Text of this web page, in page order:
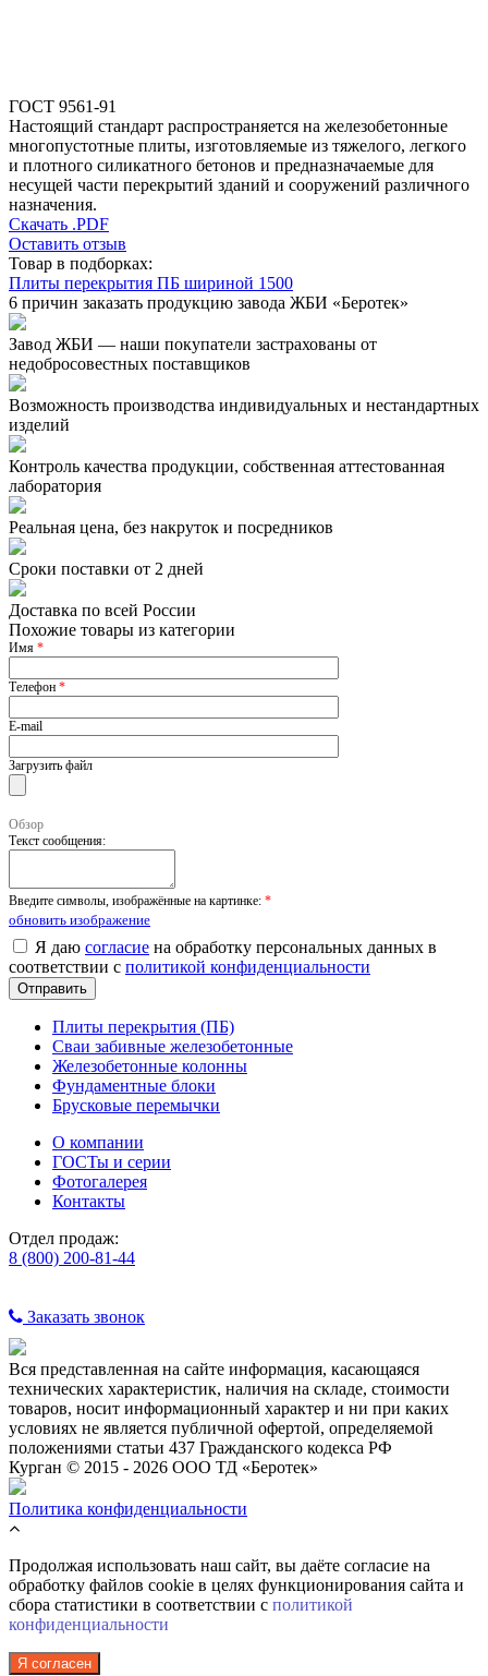
ГОСТ 9561-91
Настоящий стандарт распространяется на железобетонные
многопустотные плиты, изготовляемые из тяжелого, легкого
и плотного силикатного бетонов и предназначаемые для
несущей части перекрытий зданий и сооружений различного
назначения.
Скачать .PDF
Оставить отзыв
Товар в подборках:
Плиты перекрытия ПБ шириной 1500
6 причин заказать продукцию завода ЖБИ «Беротек»
Завод ЖБИ — наши покупатели застрахованы от
недобросовестных поставщиков
Возможность производства индивидуальных и нестандартных
изделий
Контроль качества продукции, собственная аттестованная
лаборатория
Реальная цена, без накруток и посредников
Сроки поставки от 2 дней
Доставка по всей России
Похожие товары из категории
Имя *
Телефон *
E-mail
Загрузить файл
Обзор
Текст сообщения:
Введите символы, изображённые на картинке: *
обновить изображение
Я даю согласие на обработку персональных данных в
соответствии с политикой конфиденциальности
Плиты перекрытия (ПБ)
Сваи забивные железобетонные
Железобетонные колонны
Фундаментные блоки
Брусковые перемычки
О компании
ГОСТы и серии
Фотогалерея
Контакты
Отдел продаж:
8 (800) 200-81-44
Заказать звонок
Вся представленная на сайте информация, касающаяся
технических характеристик, наличия на складе, стоимости
товаров, носит информационный характер и ни при каких
условиях не является публичной офертой, определяемой
положениями статьи 437 Гражданского кодекса РФ
Курган © 2015 - 2026 ООО ТД «Беротек»
Политика конфиденциальности
Продолжая использовать наш сайт, вы даёте согласие на
обработку файлов cookie в целях функционирования сайта и
сбора статистики в соответствии с политикой
конфиденциальности
Я согласен